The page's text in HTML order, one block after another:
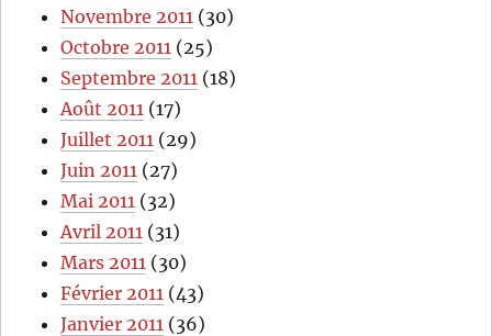
Novembre 2011 (30)
Octobre 2011 (25)
Septembre 2011 (18)
Août 2011 (17)
Juillet 2011 (29)
Juin 2011 (27)
Mai 2011 (32)
Avril 2011 (31)
Mars 2011 (30)
Février 2011 (43)
Janvier 2011 (36)